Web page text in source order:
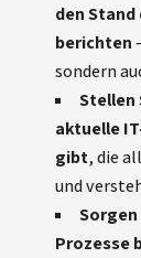
den
berichten
sondern
Stellen
aktuelle
gibt, die
und
Prozesse